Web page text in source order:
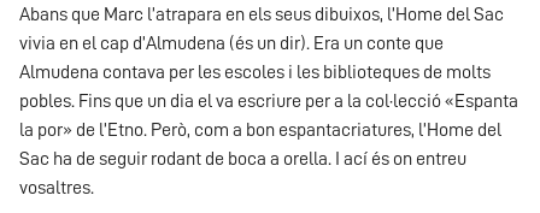
Abans que Marc l’atrapara en els seus dibuixos, l’Home del Sac
vivia en el cap d’Almudena (és un dir). Era un conte que
Almudena contava per les escoles i les biblioteques de molts
pobles. Fins que un dia el va escriure per a la col·lecció «Espanta
la por» de l’Etno. Però, com a bon espantacriatures, l’Home del
Sac ha de seguir rodant de boca a orella. I ací és on entreu
vosaltres.